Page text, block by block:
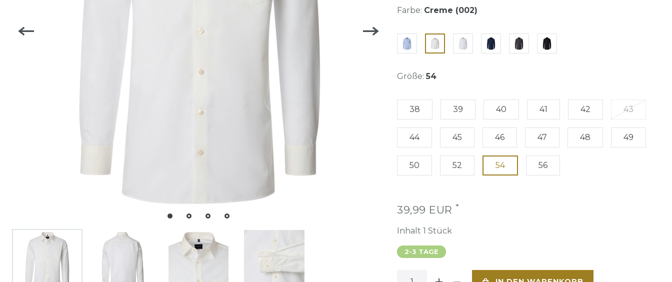
Farbe: Creme (002)
Größe: 54
38 39 40 41 42 43
44 45 46 47 48 49
50 52 54 56
39,99 EUR *
Inhalt 1 Stück
2-3 TAGE